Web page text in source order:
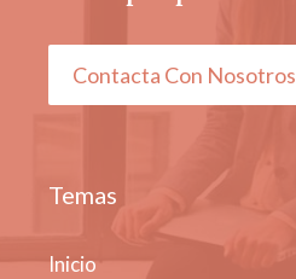
Contacta Con Nosotros
Temas
Inicio